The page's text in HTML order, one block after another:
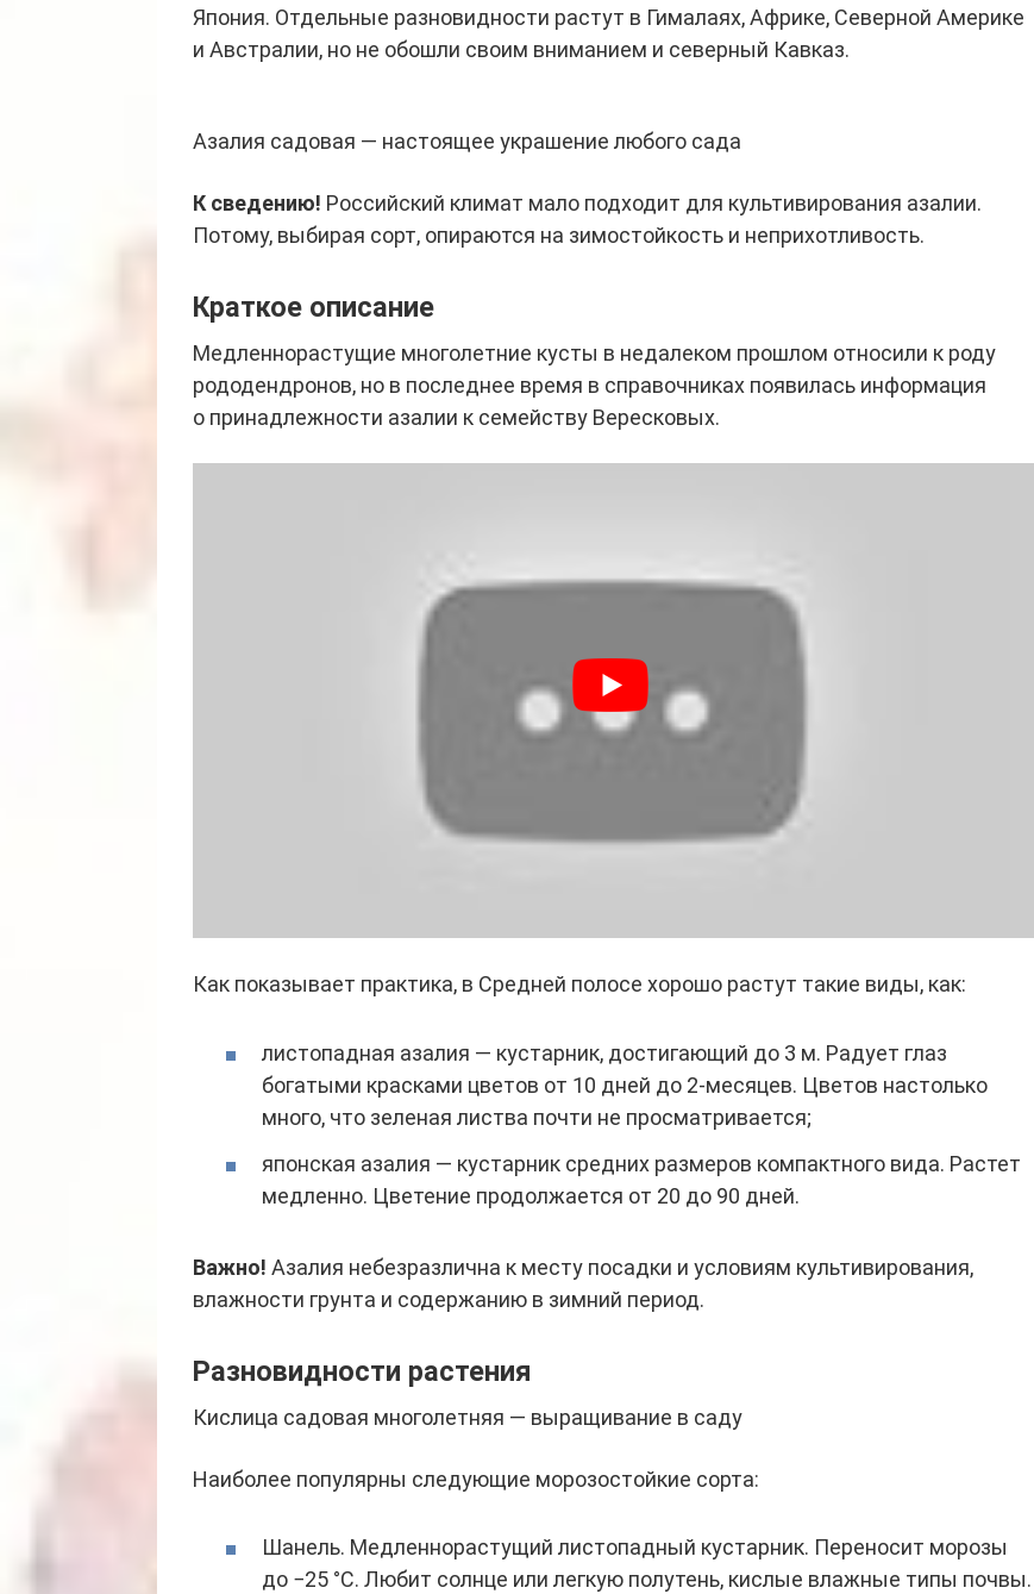
Япония. Отдельные разновидности растут в Гималаях, Африке, Северной Америке
и Австралии, но не обошли своим вниманием и северный Кавказ.
Азалия садовая — настоящее украшение любого сада
К сведению! Российский климат мало подходит для культивирования азалии.
Потому, выбирая сорт, опираются на зимостойкость и неприхотливость.
Краткое описание
Медленнорастущие многолетние кусты в недалеком прошлом относили к роду
рододендронов, но в последнее время в справочниках появилась информация
о принадлежности азалии к семейству Вересковых.
Как показывает практика, в Средней полосе хорошо растут такие виды, как:
листопадная азалия — кустарник, достигающий до 3 м. Радует глаз
богатыми красками цветов от 10 дней до 2-месяцев. Цветов настолько
много, что зеленая листва почти не просматривается;
японская азалия — кустарник средних размеров компактного вида. Растет
медленно. Цветение продолжается от 20 до 90 дней.
Важно! Азалия небезразлична к месту посадки и условиям культивирования,
влажности грунта и содержанию в зимний период.
Разновидности растения
Кислица садовая многолетняя — выращивание в саду
Наиболее популярны следующие морозостойкие сорта:
Шанель. Медленнорастущий листопадный кустарник. Переносит морозы
до −25 °C. Любит солнце или легкую полутень, кислые влажные типы почвы.